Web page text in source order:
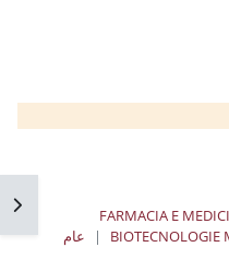
FARMACIA E
BIOTECNOLOGIE
عام